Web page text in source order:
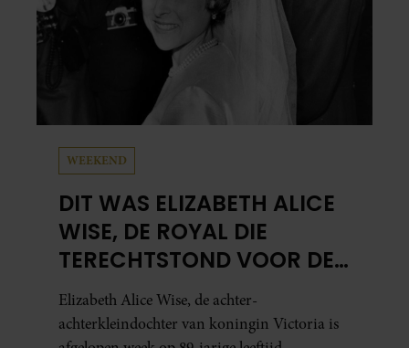
WEEKEND
DIT WAS ELIZABETH ALICE
WISE, DE ROYAL DIE
TERECHTSTOND VOOR DE
DOOD VAN HAAR BABY
Elizabeth Alice Wise, de achter-
achterkleindochter van koningin Victoria is